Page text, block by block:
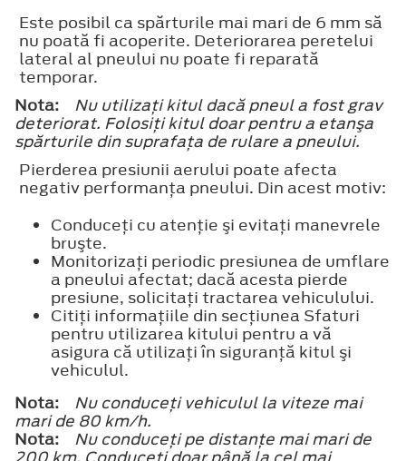
Este posibil ca spărturile mai mari de 6 mm să
nu poată fi acoperite. Deteriorarea peretelui
lateral al pneului nu poate fi reparată
temporar.
Nota:
Nu utilizaţi kitul dacă pneul a fost grav
deteriorat. Folosiţi kitul doar pentru a etanşa
spărturile din suprafaţa de rulare a pneului.
Pierderea presiunii aerului poate afecta
negativ performanţa pneului. Din acest motiv:
Conduceţi cu atenţie şi evitaţi manevrele
bruşte.
Monitorizaţi periodic presiunea de umflare
a pneului afectat; dacă acesta pierde
presiune, solicitaţi tractarea vehiculului.
Citiţi informaţiile din secţiunea Sfaturi
pentru utilizarea kitului pentru a vă
asigura că utilizaţi în siguranţă kitul şi
vehiculul.
Nota:
Nu conduceţi vehiculul la viteze mai
mari de 80 km/h.
Nota:
Nu conduceţi pe distanţe mai mari de